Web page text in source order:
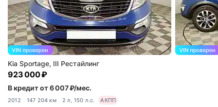
Kia Sportage, III Рестайлинг
923 000 ₽
В кредит от 6 007 ₽/мес.
2012 147 204 км 2 л, 150 л.с. АКПП